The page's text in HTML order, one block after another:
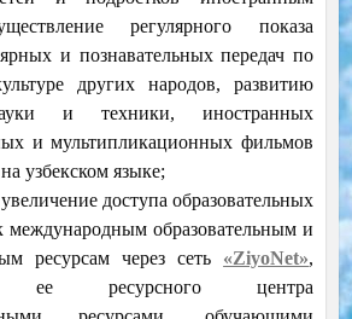
регулярного показа
и познавательных передач по
других народов, развитию
и техники, иностранных
и мультипликационных фильмов
узбекском языке;
доступа образовательных
международным образовательным и
ресурсам через сеть «ZiyoNet»,
ее ресурсного центра